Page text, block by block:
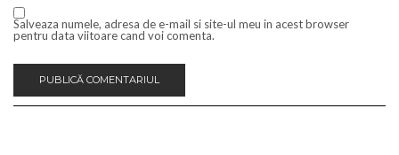
Salveaza numele, adresa de e-mail si site-ul meu in acest browser
pentru data viitoare cand voi comenta.